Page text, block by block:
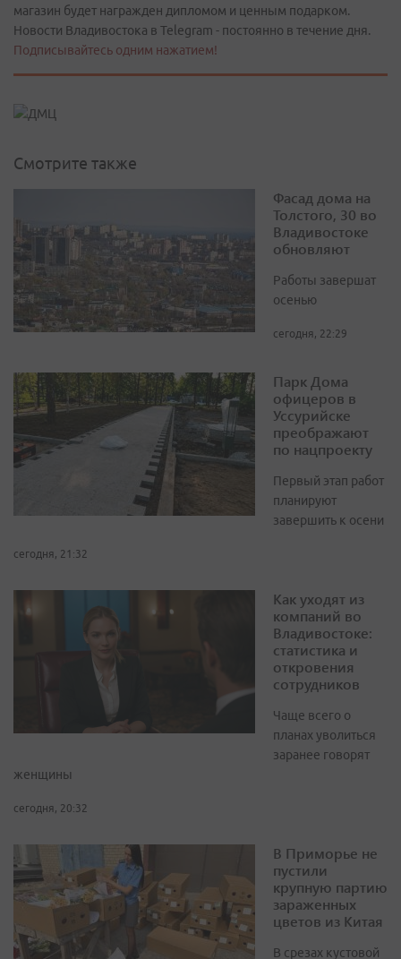
магазин будет награжден дипломом и ценным подарком.
Новости Владивостока в Telegram - постоянно в течение дня.
Подписывайтесь одним нажатием!
Смотрите также
Фасад дома на
Толстого, 30 во
Владивостоке
обновляют
Работы завершат
осенью
сегодня, 22:29
Парк Дома
офицеров в
Уссурийске
преображают
по нацпроекту
Первый этап работ
планируют
завершить к осени
сегодня, 21:32
Как уходят из
компаний во
Владивостоке:
статистика и
откровения
сотрудников
Чаще всего о
планах уволиться
заранее говорят
женщины
сегодня, 20:32
В Приморье не
пустили
крупную партию
зараженных
цветов из Китая
В срезах кустовой